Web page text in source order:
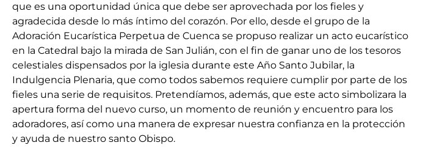
que es una oportunidad única que debe ser aprovechada por los fieles y
agradecida desde lo más íntimo del corazón. Por ello, desde el grupo de la
Adoración Eucarística Perpetua de Cuenca se propuso realizar un acto eucarístico
en la Catedral bajo la mirada de San Julián, con el fin de ganar uno de los tesoros
celestiales dispensados por la iglesia durante este Año Santo Jubilar, la
Indulgencia Plenaria, que como todos sabemos requiere cumplir por parte de los
fieles una serie de requisitos. Pretendíamos, además, que este acto simbolizara la
apertura forma del nuevo curso, un momento de reunión y encuentro para los
adoradores, así como una manera de expresar nuestra confianza en la protección
y ayuda de nuestro santo Obispo.